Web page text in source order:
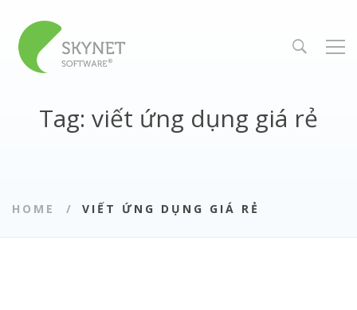
Tag: viết ứng dụng giá rẻ
HOME VIẾT ỨNG DỤNG GIÁ RẺ